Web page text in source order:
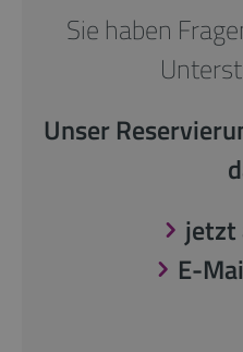
Sie haben
Unser
jetzt
E-